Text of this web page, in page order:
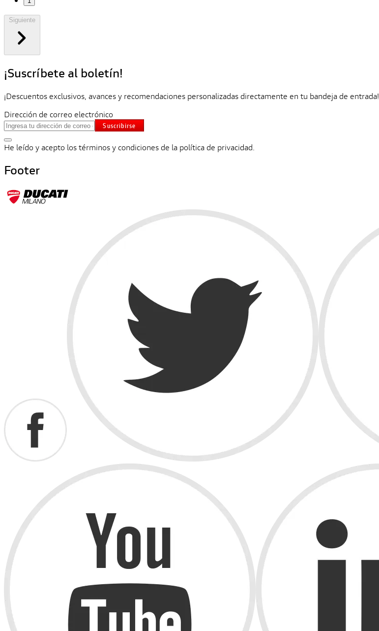
¡Suscríbete al boletín!
¡Descuentos exclusivos, avances y recomendaciones personalizadas directamente en tu bandeja de entrada!
Dirección de correo electrónico
Suscribirse
He leído y acepto los términos y condiciones de la política de privacidad.
Footer